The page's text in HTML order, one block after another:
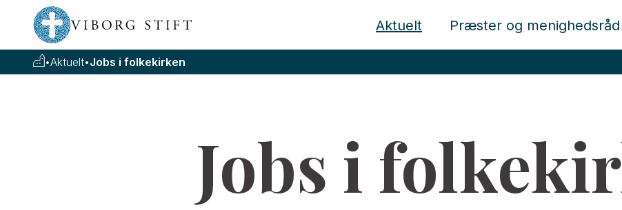
Aktuelt Præster og menighedsråd
•Aktuelt•Jobs i folkekirken
Jobs i